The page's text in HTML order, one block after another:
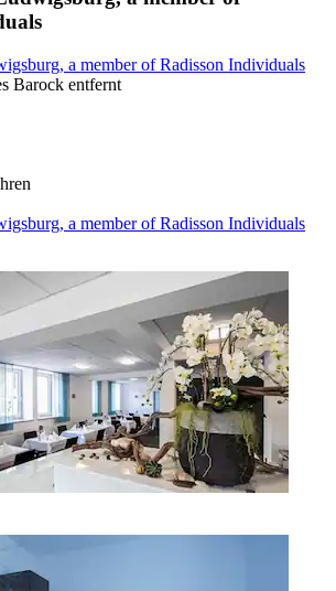
a member of Radisson Individuals
Barock entfernt
a member of Radisson Individuals